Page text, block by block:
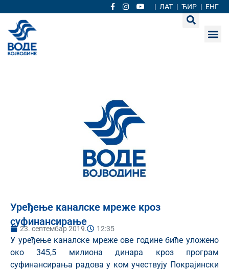
| ЛАТ | ЋИР | ЕНГ
Уређење каналске мреже кроз
суфинансирање
23. септембар 2019. 12:35
У уређење каналске мреже ове године биће уложено
око 345,5 милиона динара кроз програм
суфинансирања радова у ком учествују Покрајински